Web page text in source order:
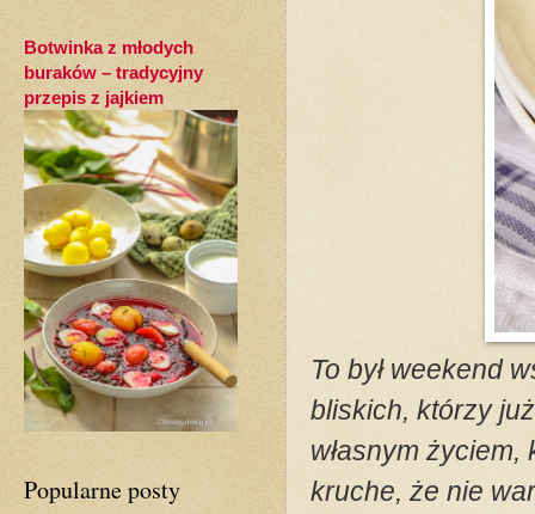
To był weekend
bliskich, którzy
własnym
kruche, że nie
Botwinka z młodych
buraków – tradycyjny
przepis z jajkiem
Popularne posty